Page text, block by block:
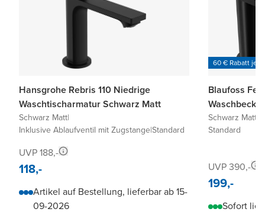
Hansgrohe Rebris 110 Niedrige
Waschtischarmatur Schwarz Matt
Schwarz Matt|
Inklusive Ablaufventil mit Zugstange|Standard
UVP 188,-
118,-
Artikel auf Bestellung, lieferbar ab 15-
09-2026
60 € Rabatt je
Blaufoss
Schwarz Matt
Standard
UVP 390,-
199,-
Sofort